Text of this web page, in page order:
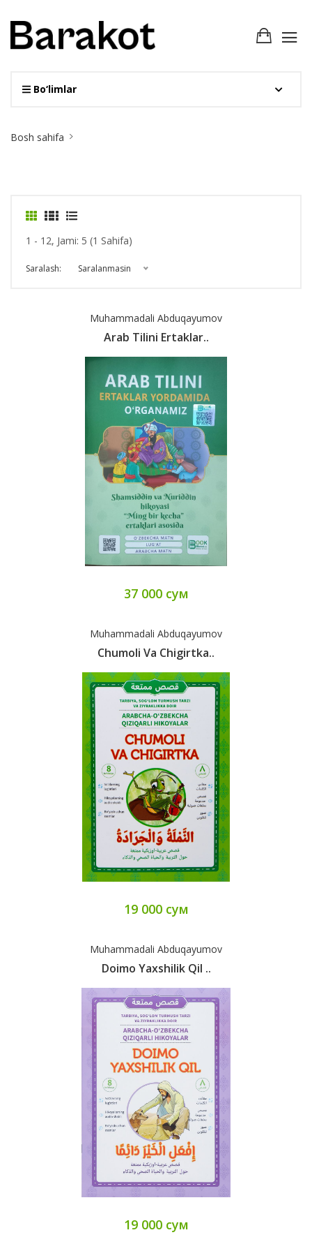
Bo‘limlar
Breadcrumb
Bosh sahifa
1 - 12, Jami: 5 (1 Sahifa)
Saralash: Saralanmasin
Muhammadali Abduqayumov
Arab Tilini Ertaklar..
37 000 сум
Muhammadali Abduqayumov
Chumoli Va Chigirtka..
19 000 сум
Muhammadali Abduqayumov
Doimo Yaxshilik Qil ..
19 000 сум